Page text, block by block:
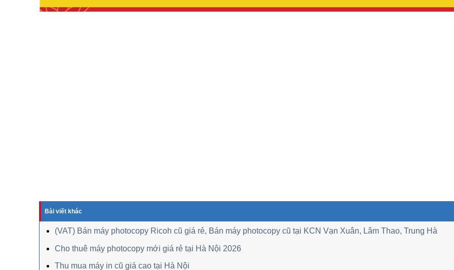
Bài viết khác
(VAT) Bán máy photocopy Ricoh cũ giá rẻ, Bán máy photocopy cũ tại KCN Vạn Xuân, Lâm Thao, Trung Hà
Cho thuê máy photocopy mới giá rẻ tại Hà Nội 2026
Thu mua máy in cũ giá cao tại Hà Nội